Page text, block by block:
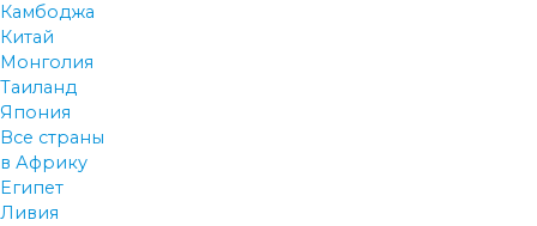
Камбоджа
Китай
Монголия
Таиланд
Япония
Все страны
в Африку
Египет
Ливия